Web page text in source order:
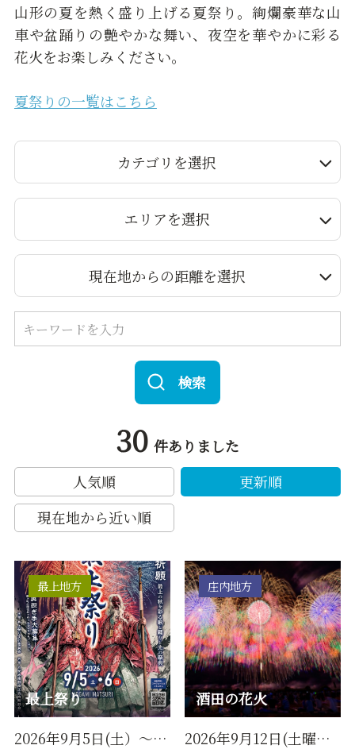
山形の夏を熱く盛り上げる夏祭り。絢爛豪華な山
車や盆踊りの艶やかな舞い、夜空を華やかに彩る
花火をお楽しみください。
夏祭りの一覧はこちら
カテゴリを選択
エリアを選択
現在地からの距離を選択
検索
30 件ありました
人気順
更新順
現在地から近い順
最上祭り
最上地方
2026年9月5日(土）～9月6日（日）
酒田の花火
庄内地方
2026年9月12日(土曜日)／毎年8月第一土曜